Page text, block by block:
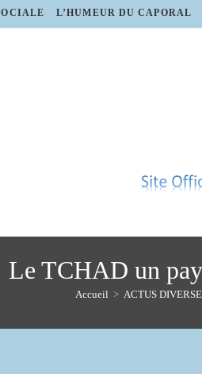
L’HUMEUR DU CAPORAL
Le TCHAD un
Accueil > ACTUS